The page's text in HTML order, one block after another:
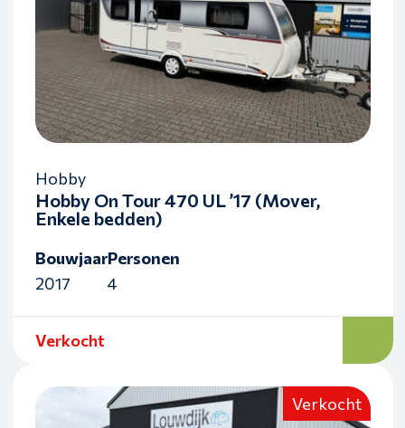
Hobby
Hobby On Tour 470 UL ’17 (Mover,
Enkele bedden)
Bouwjaar
2017
Personen
4
Verkocht
Verkocht